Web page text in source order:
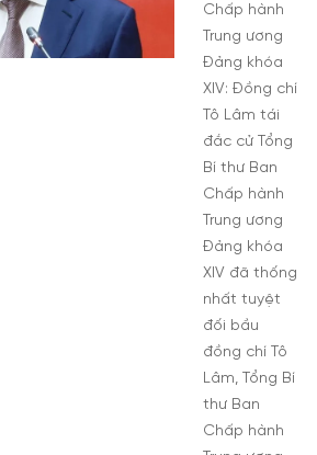
Chấp hành
Trung ương
Đảng khóa
XIV: Đồng chí
Tô Lâm tái
đắc cử Tổng
Bí thư Ban
Chấp hành
Trung ương
Đảng khóa
XIV đã thống
nhất tuyệt
đối bầu
đồng chí Tô
Lâm, Tổng Bí
thư Ban
Chấp hành